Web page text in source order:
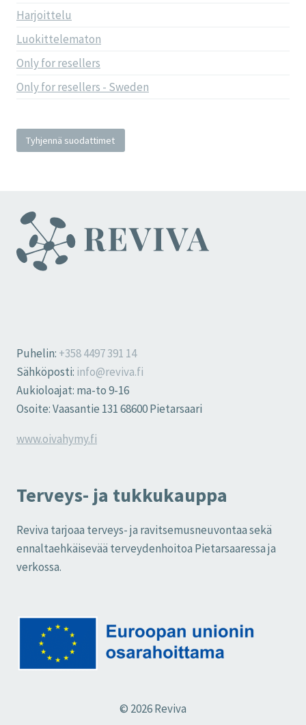
Harjoittelu
Luokittelematon
Only for resellers
Only for resellers - Sweden
Tyhjennä suodattimet
Puhelin: +358 4497 391 14
Sähköposti: info@reviva.fi
Aukioloajat: ma-to 9-16
Osoite: Vaasantie 131 68600 Pietarsaari
www.oivahymy.fi
Terveys- ja tukkukauppa
Reviva tarjoaa terveys- ja ravitsemusneuvontaa sekä
ennaltaehkäisevää terveydenhoitoa Pietarsaaressa ja
verkossa.
© 2026 Reviva